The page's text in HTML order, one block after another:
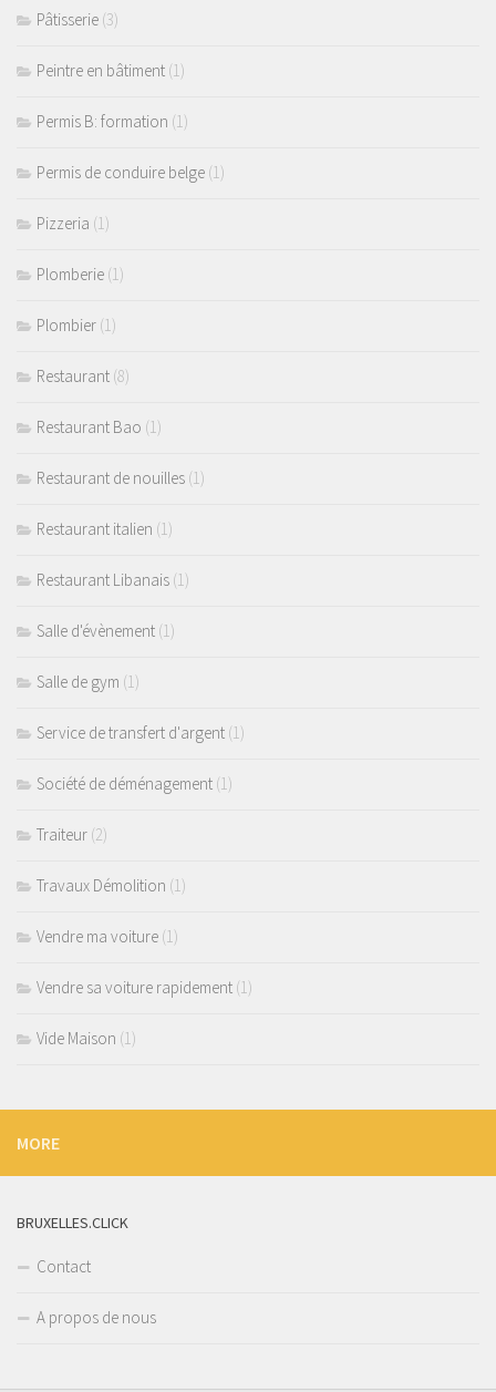
Pâtisserie (3)
Peintre en bâtiment (1)
Permis B: formation (1)
Permis de conduire belge (1)
Pizzeria (1)
Plomberie (1)
Plombier (1)
Restaurant (8)
Restaurant Bao (1)
Restaurant de nouilles (1)
Restaurant italien (1)
Restaurant Libanais (1)
Salle d'évènement (1)
Salle de gym (1)
Service de transfert d'argent (1)
Société de déménagement (1)
Traiteur (2)
Travaux Démolition (1)
Vendre ma voiture (1)
Vendre sa voiture rapidement (1)
Vide Maison (1)
MORE
BRUXELLES.CLICK
Contact
A propos de nous